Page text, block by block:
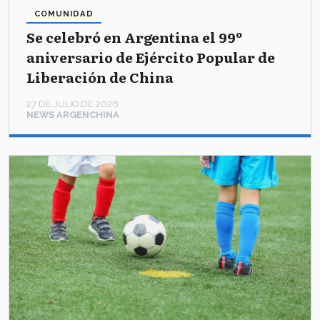
Se celebró en Argentina el 99º
aniversario de Ejército Popular de
Liberación de China
NEWS ARGENCHINA
COMUNIDAD
27 DE JULIO DE 2026